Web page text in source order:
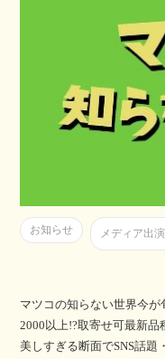
お知らせ メディア出
マツコの知らない世界今が
2000以上!?取寄せ可最新品
美しすぎる断面でSNS話